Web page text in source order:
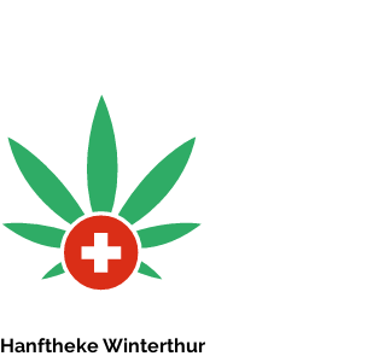
Hanftheke Winterthur